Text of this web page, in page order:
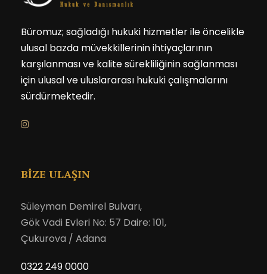
Büromuz; sağladığı hukuki hizmetler ile öncelikle
ulusal bazda müvekkillerinin ihtiyaçlarının
karşılanması ve kalite sürekliliğinin sağlanması
için ulusal ve uluslararası hukuki çalışmalarını
sürdürmektedir.
BİZE ULAŞIN
Süleyman Demirel Bulvarı,
Gök Vadi Evleri No: 57 Daire: 101,
Çukurova / Adana
0322 249 0000